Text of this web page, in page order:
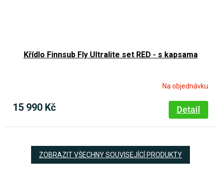
Křídlo Finnsub Fly Ultralite set RED - s kapsama
Na objednávku
15 990 Kč Detail
ZOBRAZIT VŠECHNY SOUVISEJÍCÍ PRODUKTY